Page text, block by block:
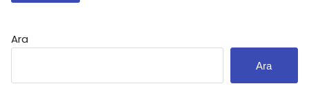
Ara
Ara